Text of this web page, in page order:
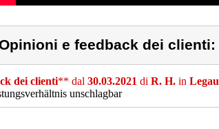
e feedback dei clienti:
dei clienti** dal 30.03.2021 di R. H. in Legau
unschlagbar